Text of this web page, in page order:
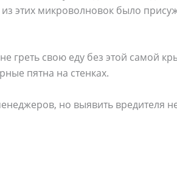
этих микроволновок было
греть свою еду без этой самой
пятна на стенках.
но выявить вредителя